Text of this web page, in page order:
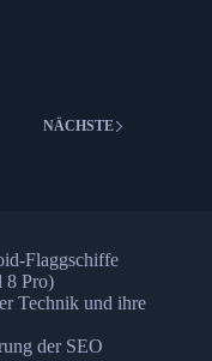
NÄCHSTE
Flaggschiffe
8 Pro)
Technik und ihre
der SEO